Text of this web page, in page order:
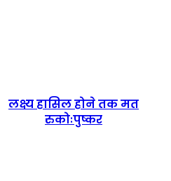
होनेलक्ष्य हासिल होने तक मत
रुकोःपुष्कर